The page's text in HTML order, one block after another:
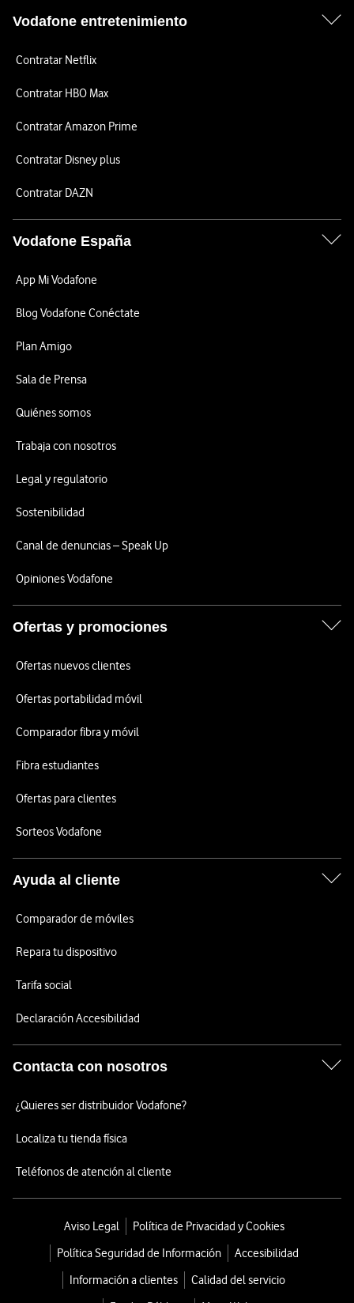
Vodafone entretenimiento
Contratar Netflix
Contratar HBO Max
Contratar Amazon Prime
Contratar Disney plus
Contratar DAZN
Vodafone España
App Mi Vodafone
Blog Vodafone Conéctate
Plan Amigo
Sala de Prensa
Quiénes somos
Trabaja con nosotros
Legal y regulatorio
Sostenibilidad
Canal de denuncias – Speak Up
Opiniones Vodafone
Ofertas y promociones
Ofertas nuevos clientes
Ofertas portabilidad móvil
Comparador fibra y móvil
Fibra estudiantes
Ofertas para clientes
Sorteos Vodafone
Ayuda al cliente
Comparador de móviles
Repara tu dispositivo
Tarifa social
Declaración Accesibilidad
Contacta con nosotros
¿Quieres ser distribuidor Vodafone?
Localiza tu tienda física
Teléfonos de atención al cliente
Aviso Legal
Política de Privacidad y Cookies
Política Seguridad de Información
Accesibilidad
Información a clientes
Calidad del servicio